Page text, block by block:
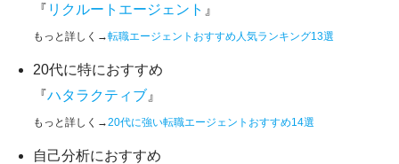
『 リクルートエージェント 』
もっと詳しく→転職エージェントおすすめ人気ランキング13選
20代に特におすすめ
『ハタラクティブ 』
もっと詳しく→20代に強い転職エージェントおすすめ14選
自己分析におすすめ